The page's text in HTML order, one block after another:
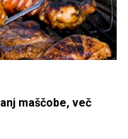
maščobe, več